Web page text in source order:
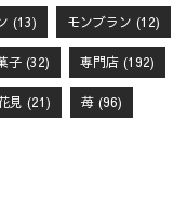
(13) モンブラン (12)
子(32) 専門店(192)
見 (21) 苺(96)